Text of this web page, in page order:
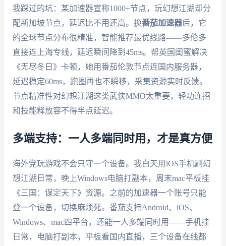
我踩过的坑：某加速器宣称1000+节点，玩幻想江湖却分
配新加坡节点，延迟比不用还高。换番茄加速器后，它
的全球节点分布很精准，智能推荐最优线路——多伦多
直接连上海专线，延迟瞬间降到45ms。帮英国闺蜜解决
《无尽冬日》卡顿，她用番茄伦敦节点连国内服务器，
延迟稳定60ms，跑图再也不瞬移，采集资源实时反馈。
节点精准性对幻想江湖这类武侠MMO太重要，轻功连招
和技能释放容不得半点延迟。
多端支持：一人多端同时用，才是真方便
海外党玩游戏不会只守一个设备。我白天用iOS手机刷幻
想江湖日常，晚上Windows电脑打副本，周末mac平板挂
《三国：谋定天下》资源。之前的加速器一个账号只能
登一个设备，切换麻烦死。番茄支持Android、iOS、
Windows、mac四平台，还能一人多端同时用——手机挂
日常，电脑打副本，平板看国内直播，三个设备在线都